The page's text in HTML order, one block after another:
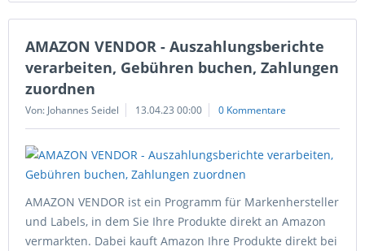
AMAZON VENDOR - Auszahlungsberichte
verarbeiten, Gebühren buchen, Zahlungen
zuordnen
Von: Johannes Seidel 13.04.23 00:00 0 Kommentare
AMAZON VENDOR ist ein Programm für Markenhersteller
und Labels, in dem Sie Ihre Produkte direkt an Amazon
vermarkten. Dabei kauft Amazon Ihre Produkte direkt bei